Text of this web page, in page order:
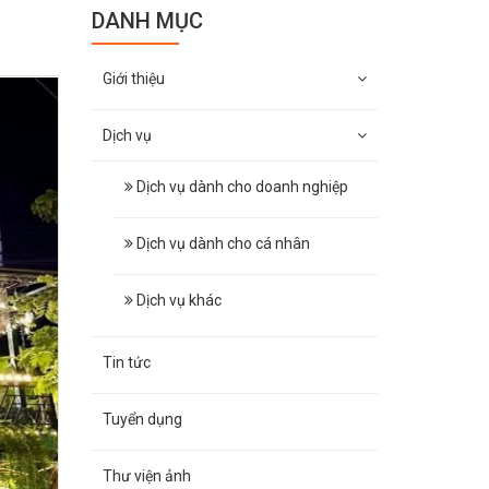
DANH MỤC
Giới thiệu
Dịch vụ
Dịch vụ dành cho doanh nghiệp
Dịch vụ dành cho cá nhân
Dịch vụ khác
Tin tức
Tuyển dụng
Thư viện ảnh